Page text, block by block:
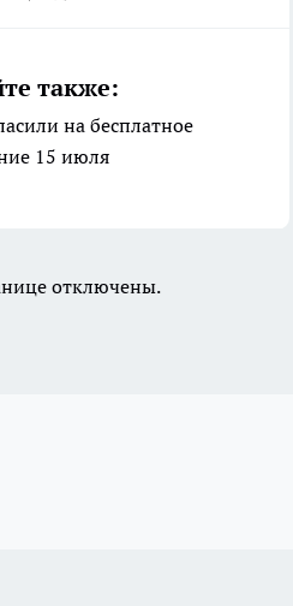
также:
на бесплатное
15 июля
отключены.